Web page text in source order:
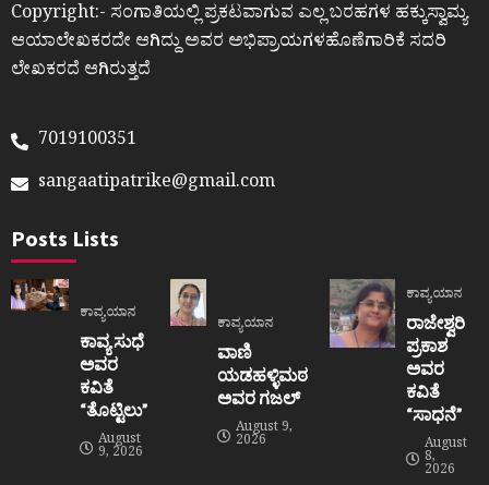
Copyright:- ಸಂಗಾತಿಯಲ್ಲಿ ಪ್ರಕಟವಾಗುವ ಎಲ್ಲ ಬರಹಗಳ ಹಕ್ಕುಸ್ವಾಮ್ಯ
ಆಯಾಲೇಖಕರದೇ ಆಗಿದ್ದು ಅವರ ಅಭಿಪ್ರಾಯಗಳಹೊಣೆಗಾರಿಕೆ ಸದರಿ
ಲೇಖಕರದೆ ಆಗಿರುತ್ತದೆ
7019100351
sangaatipatrike@gmail.com
Posts Lists
ಕಾವ್ಯಯಾನ
ಕಾವ್ಯ ಸುಧೆ
ಅವರ
ಕವಿತೆ
“ತೊಟ್ಟಿಲು”
August
9, 2026
ಕಾವ್ಯಯಾನ
ವಾಣಿ
ಯಡಹಳ್ಳಿಮಠ
ಅವರ ಗಜಲ್
August 9,
2026
ಕಾವ್ಯಯಾನ
ರಾಜೇಶ್ವರಿ
ಪ್ರಕಾಶ
ಅವರ
ಕವಿತೆ
“ಸಾಧನೆ”
August
8,
2026